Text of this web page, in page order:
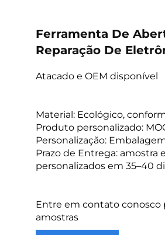
Ferramenta De
Reparação De
Atacado e OEM disponível
Material: Ecológico,
Produto personalizado:
Personalização:
Prazo de Entrega: amostra
personalizados em 35–40
Entre em contato conosco
amostras